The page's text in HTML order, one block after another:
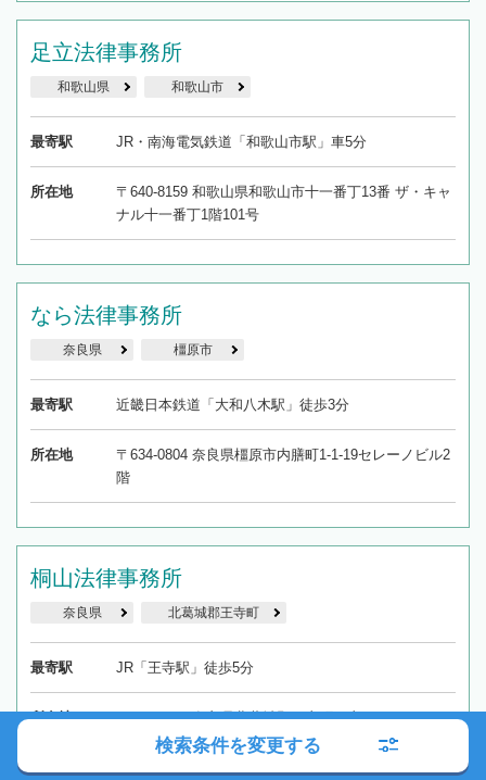
足立法律事務所
和歌山県 和歌山市
最寄駅 JR・南海電気鉄道「和歌山市駅」車5分
所在地
〒640-8159 和歌山県和歌山市十一番丁13番 ザ・キャ
ナル十一番丁1階101号
なら法律事務所
奈良県 橿原市
最寄駅 近畿日本鉄道「大和八木駅」徒歩3分
所在地
〒634-0804 奈良県橿原市内膳町1-1-19セレーノビル2
階
桐山法律事務所
奈良県 北葛城郡王寺町
最寄駅 JR「王寺駅」徒歩5分
所在地
〒636-0002 奈良県北葛城郡王寺町王寺2-7-6 シンコー
ビル304検索条件を変更する